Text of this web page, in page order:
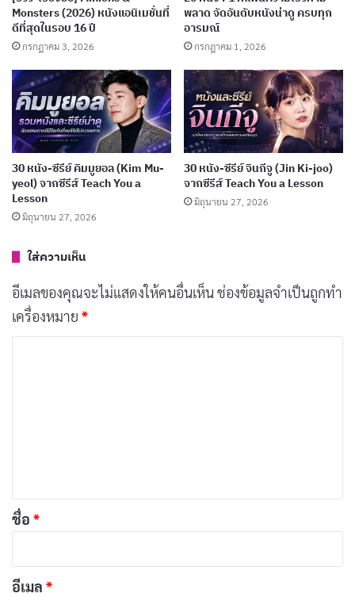
[รีวิว-เรื่องย่อ] The Insipid Prince (2026) อนิเมะ
เจ้าชายจอมซ่อนเกมชิงบัลลังก์
เผยแพร่เมื่อ: 4 สัปดาห์ ที่ผ่านมา
[รีวิว-เรื่องย่อ] The Ogre’s Bride (2026) อนิเมะโร
แมนติกของเจ้าสาวผู้ถูกมองข้าม
เผยแพร่เมื่อ: 4 สัปดาห์ ที่ผ่านมา
[รีวิว-เรื่องย่อ] Recommendations from Mr.
Iwamoto (2026) อนิเมะแฟนตาซีย้อนยุค
One ครบทุกแนว ดูฟรีบน YouTube
ช่องทางการดูในประเทศไทย:Disney+
Monsters (2026) หนังแอนิเมชั่นที่
ดีที่สุดในรอบ 16 ปี
กรกฎาคม 3, 2026
พลาด จัดอันดับหนังน่าดู ครบทุก
อารมณ์
กรกฎาคม 1, 2026
30 หนัง-ซีรีย์ คิมมูยอล (Kim Mu-
yeol) จากซีรีส์ Teach You a
Lesson
มิถุนายน 27, 2026
30 หนัง-ซีรีย์ จินกีจู (Jin Ki-joo)
จากซีรีส์ Teach You a Lesson
มิถุนายน 27, 2026
ใส่ความเห็น
อีเมลของคุณจะไม่แสดงให้คนอื่นเห็นช่องข้อมูลจำเป็นถูกทำ
เครื่องหมาย *
*
ชื่อ *
อีเมล *